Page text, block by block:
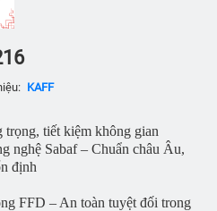
KAFF
trọng, tiết kiệm không gian
nghệ Sabaf – Chuẩn châu Âu,
định
FFD – An toàn tuyệt đối trong